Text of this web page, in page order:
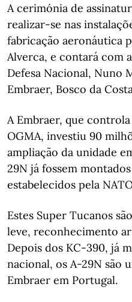
A cerimónia de
realizar-se nas
fabricação aeronáutica
Alverca, e contará com
Defesa Nacional, Nuno
Embraer, Bosco da
A Embraer, que
OGMA, investiu 90
ampliação da unidade
29N já fossem
estabelecidos pela
Estes Super Tucanos
leve, reconhecimento
Depois dos KC-390, já
nacional, os A-29N são
Embraer em Portugal.